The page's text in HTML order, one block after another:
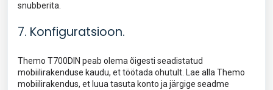
snubberita.
7. Konfiguratsioon.
Themo T700DIN peab olema õigesti seadistatud
mobiilirakenduse kaudu, et töötada ohutult. Lae alla Themo
mobiilirakendus, et luua tasuta konto ja järgige seadme